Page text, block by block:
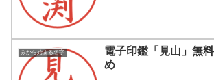
みから始まる名字
電子印鑑「見山」無
め